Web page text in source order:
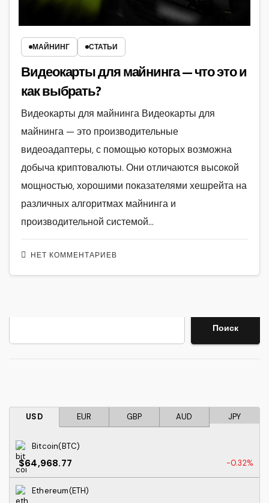
МАЙНИНГ СТАТЬИ
Видеокарты для майнинга — что это и
как выбрать?
НЕТ КОММЕНТАРИЕВ
Видеокарты для майнинга Видеокарты для
майнинга — это производительные
видеоадаптеры, с помощью которых возможна
добыча криптовалюты. Они отличаются высокой
мощностью, хорошими показателями хешрейта на
различных алгоритмах майнинга и
производительной системой…
Поиск
USD EUR GBP AUD JPY
Bitcoin(BTC)
$64,968.77 -0.32%
Ethereum(ETH)